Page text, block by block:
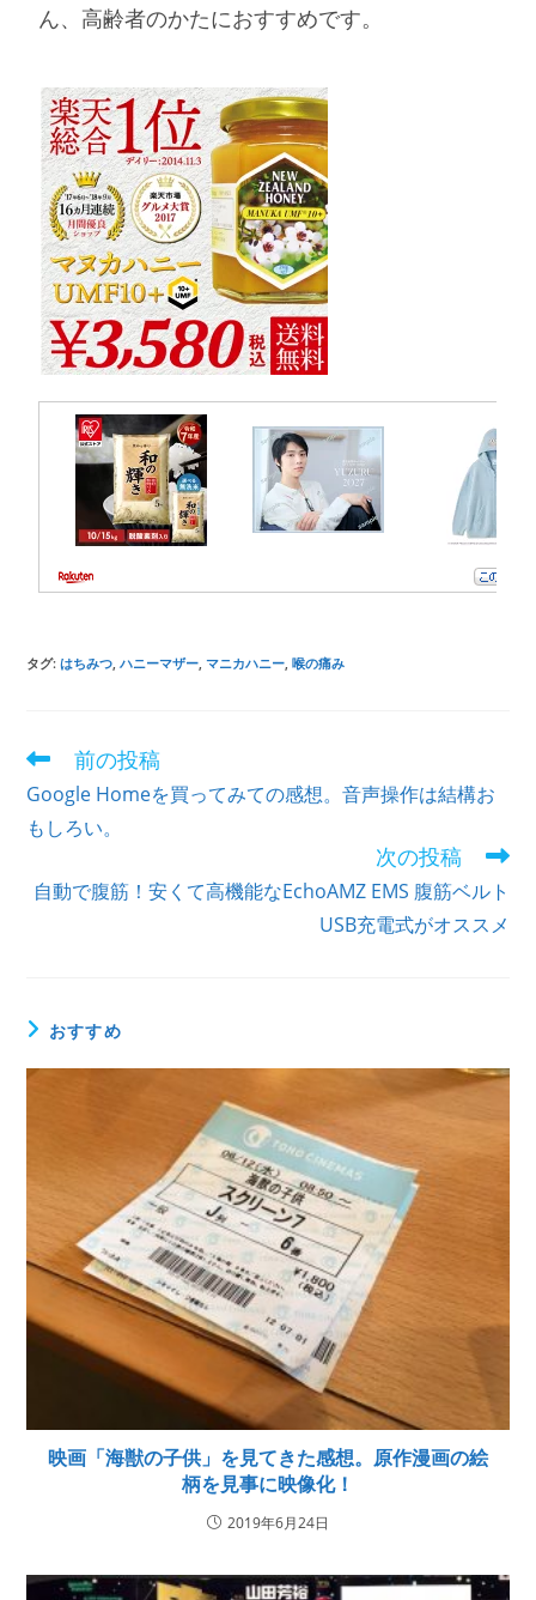
ん、高齢者のかたにおすすめです。
タグ:はちみつ ハニーマザー マニカハニー 喉の痛み
前の投稿
Google Homeを買ってみての感想。音声操作は結構お
もしろい。
次の投稿
自動で腹筋！安くて高機能なEchoAMZ EMS 腹筋ベルト
USB充電式がオススメ
おすすめ
映画「海獣の子供」を見てきた感想。原作漫画の絵
柄を見事に映像化！
2019年6月24日